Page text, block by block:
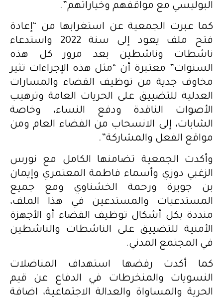
البوليسي مع مواقفهم وخياراتهم”.
كما عبرت الجمعية عن استغرابها من “إعادة
فتح ملف يعود إلى سنة 2022 واستدعاء
ناشطات وناشطين بعد مرور كل هذه
السنوات” معتبرة أن “مثل هذه الإجراءات تثير
مخاوف جدية من توظيف القضاء والمسارات
العدلية للتضييق على الحريات العامة وترهيب
الأصوات الناقدة ودفع النساء، وخاصة
الشابات، إلى الانسحاب من الفضاء العام ومن
مواقع الفعل والمشاركة”.
وأكدت الجمعية تضامنها الكامل مع نورس
الزغبي دوزي وأسماء فاطمة المعتمري وإيمان
بن جويرة ورحمة الخشناوي ومع جميع
المستدعيات والمستدعين في هذا الملف،
منددة بكل أشكال توظيف القضاء أو الأجهزة
الأمنية للتضييق على الناشطات والناشطين
في المجتمع المدني.
كما أكدت رفضها استهداف المناضلات
النسويات والمنخرطات في الدفاع عن قيم
الحرية والمساواة والعدالة الاجتماعية، اضافة